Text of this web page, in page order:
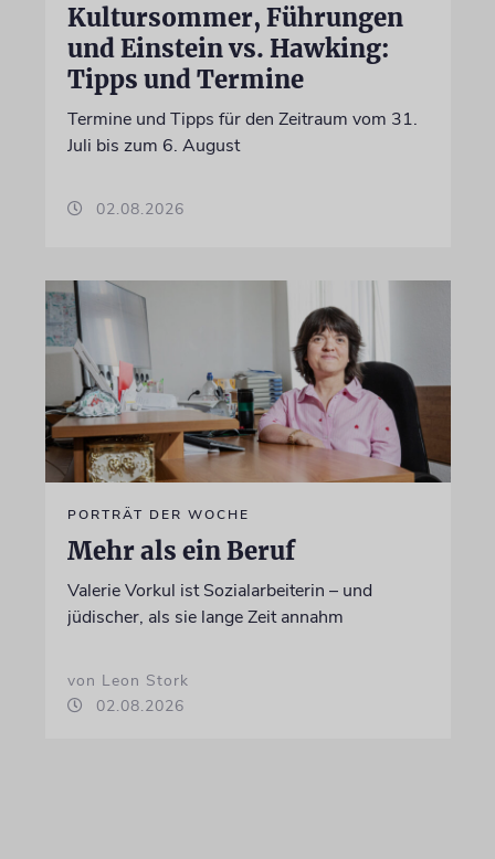
Kultursommer, Führungen
und Einstein vs. Hawking:
Tipps und Termine
Termine und Tipps für den Zeitraum vom 31.
Juli bis zum 6. August
02.08.2026
PORTRÄT DER WOCHE
Mehr als ein Beruf
Valerie Vorkul ist Sozialarbeiterin – und
jüdischer, als sie lange Zeit annahm
von Leon Stork
02.08.2026